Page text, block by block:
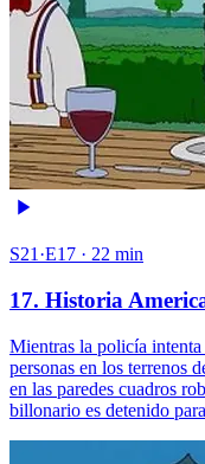
S21·E17 · 22 min
17. Historia
Mientras la policía
personas en los terrenos
en las paredes cuadros
billonario es detenido